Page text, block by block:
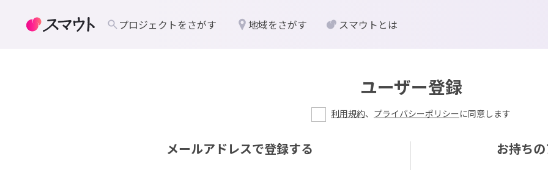
ユーザー登録
利用規約、 プライバシーポリシーに同意します
メールアドレスで登録する お持ち
プロジェクトをさがす 地域をさがす スマウトとは